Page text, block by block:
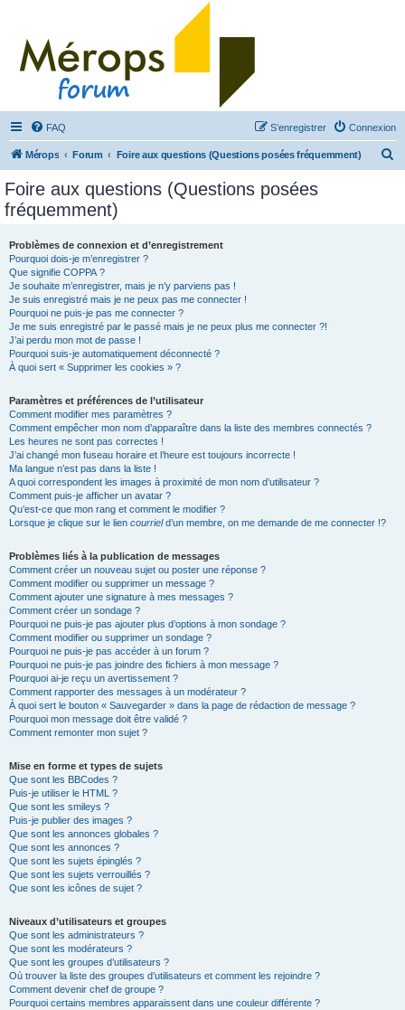
FAQ Connexion
S’enregistrer
Mérops Forum Foire aux questions (Questions posées fréquemment)
Foire aux questions (Questions posées
fréquemment)
Problèmes de connexion et d’enregistrement
Pourquoi dois-je m’enregistrer ?
Que signifie COPPA ?
Je souhaite m’enregistrer, mais je n’y parviens pas !
Je suis enregistré mais je ne peux pas me connecter !
Pourquoi ne puis-je pas me connecter ?
Je me suis enregistré par le passé mais je ne peux plus me connecter ?!
J’ai perdu mon mot de passe !
Pourquoi suis-je automatiquement déconnecté ?
À quoi sert « Supprimer les cookies » ?
Paramètres et préférences de l’utilisateur
Comment modifier mes paramètres ?
Comment empêcher mon nom d’apparaître dans la liste des membres connectés ?
Les heures ne sont pas correctes !
J’ai changé mon fuseau horaire et l’heure est toujours incorrecte !
Ma langue n’est pas dans la liste !
A quoi correspondent les images à proximité de mon nom d’utilisateur ?
Comment puis-je afficher un avatar ?
Qu’est-ce que mon rang et comment le modifier ?
Lorsque je clique sur le lien courrield’un membre, on me demande de me connecter !?
Problèmes liés à la publication de messages
Comment créer un nouveau sujet ou poster une réponse ?
Comment modifier ou supprimer un message ?
Comment ajouter une signature à mes messages ?
Comment créer un sondage ?
Pourquoi ne puis-je pas ajouter plus d’options à mon sondage ?
Comment modifier ou supprimer un sondage ?
Pourquoi ne puis-je pas accéder à un forum ?
Pourquoi ne puis-je pas joindre des fichiers à mon message ?
Pourquoi ai-je reçu un avertissement ?
Comment rapporter des messages à un modérateur ?
À quoi sert le bouton « Sauvegarder » dans la page de rédaction de message ?
Pourquoi mon message doit être validé ?
Comment remonter mon sujet ?
Mise en forme et types de sujets
Que sont les BBCodes ?
Puis-je utiliser le HTML ?
Que sont les smileys ?
Puis-je publier des images ?
Que sont les annonces globales ?
Que sont les annonces ?
Que sont les sujets épinglés ?
Que sont les sujets verrouillés ?
Que sont les icônes de sujet ?
Niveaux d’utilisateurs et groupes
Que sont les administrateurs ?
Que sont les modérateurs ?
Que sont les groupes d’utilisateurs ?
Où trouver la liste des groupes d’utilisateurs et comment les rejoindre ?
Comment devenir chef de groupe ?
Pourquoi certains membres apparaissent dans une couleur différente ?